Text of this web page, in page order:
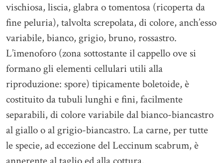
vischiosa, liscia, glabra o tomentosa (ricoperta da
fine peluria), talvolta screpolata, di colore, anch’esso
variabile, bianco, grigio, bruno, rossastro.
L’imenoforo (zona sottostante il cappello ove si
formano gli elementi cellulari utili alla
riproduzione: spore) tipicamente boletoide, è
costituito da tubuli lunghi e fini, facilmente
separabili, di colore variabile dal bianco-biancastro
al giallo o al grigio-biancastro. La carne, per tutte
le specie, ad eccezione del Leccinum scabrum, è